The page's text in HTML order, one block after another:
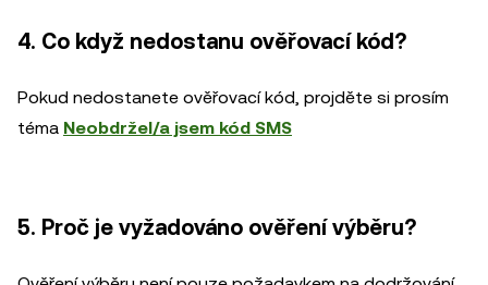
4. Co když nedostanu ověřovací kód?
Pokud nedostanete ověřovací kód, projděte si prosím
téma Neobdržel/a jsem kód SMS
5. Proč je vyžadováno ověření výběru?